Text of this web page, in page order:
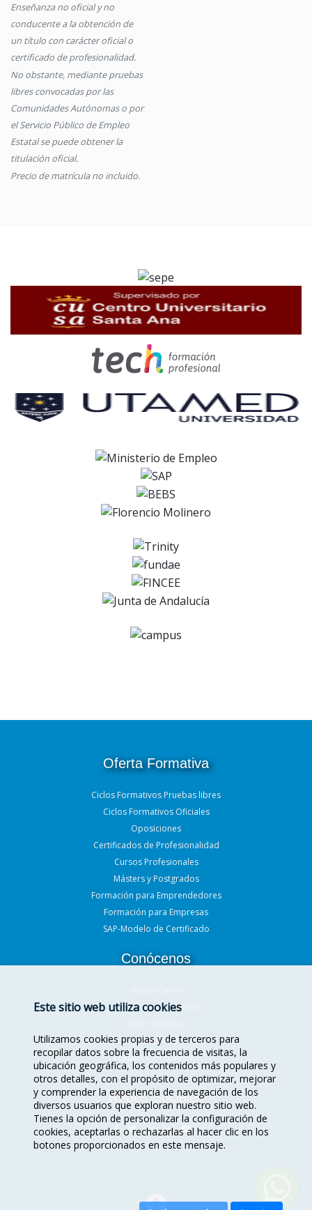
Este sitio web utiliza cookies
Utilizamos cookies propias y de terceros para
recopilar datos sobre la frecuencia de visitas, la
ubicación geográfica, los contenidos más populares y
otros detalles, con el propósito de optimizar, mejorar
y comprender la experiencia de navegación de los
diversos usuarios que exploran nuestro sitio web.
Tienes la opción de personalizar la configuración de
cookies, aceptarlas o rechazarlas al hacer clic en los
botones proporcionados en este mensaje.
Enseñanza no oficial y no
conducente a la obtención de
un título con carácter oficial o
certificado de profesionalidad.
No obstante, mediante pruebas
libres convocadas por las
Comunidades Autónomas o por
el Servicio Público de Empleo
Estatal se puede obtener la
titulación oficial.
Precio de matrícula no incluido.
Oferta Formativa
Ciclos Formativos Pruebas libres
Ciclos Formativos Oficiales
Oposiciones
Certificados de Profesionalidad
Cursos Profesionales
Másters y Postgrados
Formación para Emprendedores
Formación para Empresas
SAP-Modelo de Certificado
Conócenos
Misión, Visión, Valores
Trabaja con Nosotros
Preguntas Frecuentes
Redes Sociales